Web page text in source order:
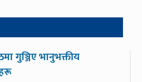
गुञ्जिए भानुभक्तीय